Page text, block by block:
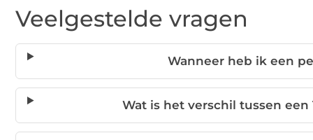
Veelgestelde vragen
Wanneer heb ik een
Wat is het verschil tussen een